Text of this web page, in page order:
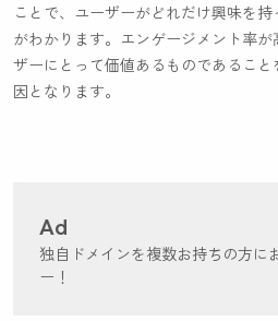
ことで、ユーザーがどれだけ興味を
がわかります。エンゲージメント率
ザーにとって価値あるものであるこ
因となります。
Ad
独自ドメインを複数お持ちの方に
ー！